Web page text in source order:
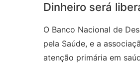
Dinheiro será
O Banco Nacional de
pela Saúde, e a
atenção primária em